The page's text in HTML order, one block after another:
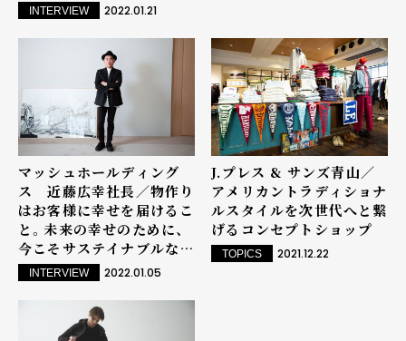
INTERVIEW 2022.01.21
マッシュホールディング
ス 近藤広幸社長／物作り
はお客様に幸せを届けるこ
と。未来の幸せのために、
今こそサステイナブルな仕
組み作りを
INTERVIEW 2022.01.05
J.プレス & サンズ青山／
アメリカントラディショナ
ルスタイルを次世代へと繋
げるコンセプトショップ
TOPICS 2021.12.22